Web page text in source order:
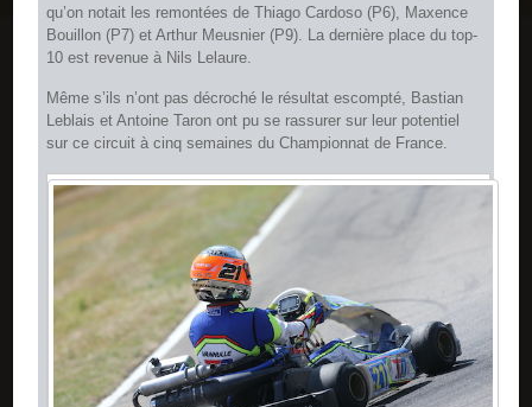
qu’on notait les remontées de Thiago Cardoso (P6), Maxence
Bouillon (P7) et Arthur Meusnier (P9). La dernière place du top-
10 est revenue à Nils Lelaure.
Même s’ils n’ont pas décroché le résultat escompté, Bastian
Leblais et Antoine Taron ont pu se rassurer sur leur potentiel
sur ce circuit à cinq semaines du Championnat de France.